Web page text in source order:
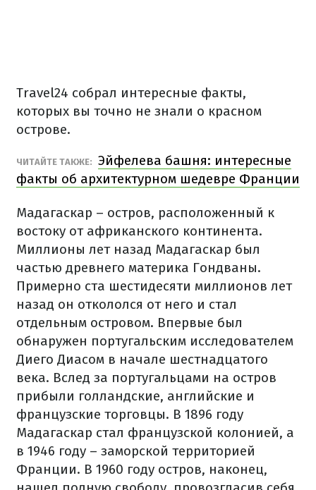
Travel24 собрал интересные факты,
которых вы точно не знали о красном
острове.
ЧИТАЙТЕ ТАКЖЕ: Эйфелева башня: интересные
факты об архитектурном шедевре Франции
Мадагаскар – остров, расположенный к
востоку от африканского континента.
Миллионы лет назад Мадагаскар был
частью древнего материка Гондваны.
Примерно ста шестидесяти миллионов лет
назад он откололся от него и стал
отдельным островом. Впервые был
обнаружен португальским исследователем
Диего Диасом в начале шестнадцатого
века. Вслед за португальцами на остров
прибыли голландские, английские и
французские торговцы. В 1896 году
Мадагаскар стал французской колонией, а
в 1946 году – заморской территорией
Франции. В 1960 году остров, наконец,